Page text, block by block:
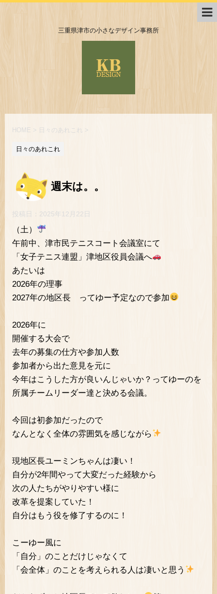
三重県津市の小さなデザイン事務所
HOME > 日々のあれこれ >
日々のあれこれ
週末は。。
投稿日： 2025年12月22日
（土）
午前中、津市民テニスコート会議室にて
「女子テニス連盟」津地区役員会議へ
あたいは
2026年の理事
2027年の地区長 ってゆー予定なので参加
2026年に
開催する大会で
去年の募集の仕方や参加人数
参加者から出た意見を元に
今年はこうした方が良いんじゃいか？ってゆーのを
所属チームリーダー達と決める会議。
今回は初参加だったので
なんとなく全体の雰囲気を感じながら
現地区長ユーミンちゃんは凄い！
自分が2年間やって大変だった経験から
次の人たちがやりやすい様に
改革を提案していた！
自分はもう役を修了するのに！
こーゆー風に
「自分」のことだけじゃなくて
「会全体」のことを考えられる人は凄いと思う